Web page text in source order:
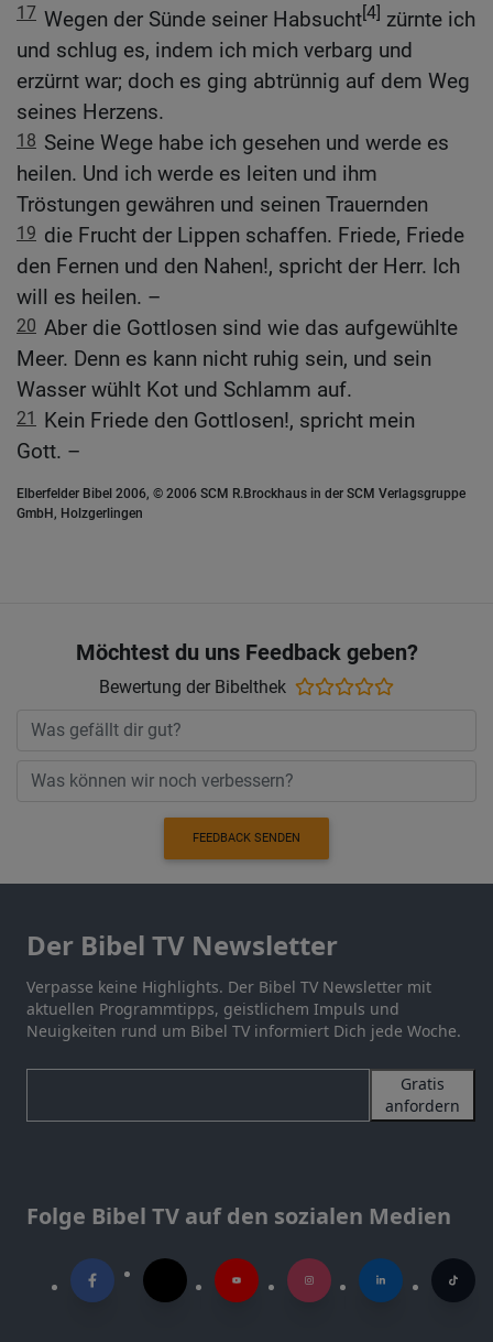
17 Wegen der Sünde seiner Habsucht[4] zürnte ich
und schlug es, indem ich mich verbarg und
erzürnt war; doch es ging abtrünnig auf dem Weg
seines Herzens.
18 Seine Wege habe ich gesehen und werde es
heilen. Und ich werde es leiten und ihm
Tröstungen gewähren und seinen Trauernden
19 die Frucht der Lippen schaffen. Friede, Friede
den Fernen und den Nahen!, spricht der Herr. Ich
will es heilen. –
20 Aber die Gottlosen sind wie das aufgewühlte
Meer. Denn es kann nicht ruhig sein, und sein
Wasser wühlt Kot und Schlamm auf.
21 Kein Friede den Gottlosen!, spricht mein
Gott. –
Elberfelder Bibel 2006, © 2006 SCM R.Brockhaus in der SCM Verlagsgruppe
GmbH, Holzgerlingen
Möchtest du uns Feedback geben?
Bewertung der Bibelthek
FEEDBACK SENDEN
Der Bibel TV Newsletter
Verpasse keine Highlights. Der Bibel TV Newsletter mit
aktuellen Programmtipps, geistlichem Impuls und
Neuigkeiten rund um Bibel TV informiert Dich jede Woche.
Gratis
anfordern
Folge Bibel TV auf den sozialen Medien